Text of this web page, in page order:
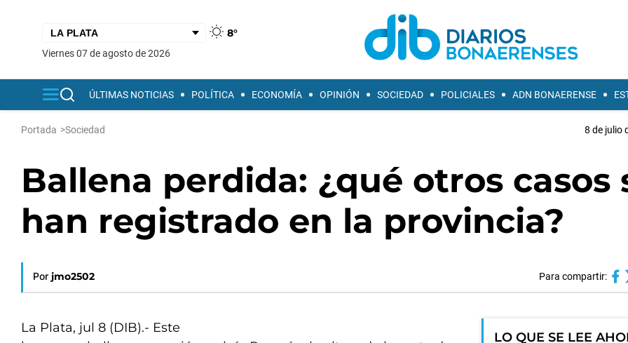
8°
viernes 07 de agosto de 2026
ÚLTIMAS NOTICIAS POLÍTICA ECONOMÍA OPINIÓN SOCIEDAD POLICIALES ADN BONAERENSE
Portada >Sociedad 8 de julio
Ballena perdida: ¿qué otros casos
han registrado en la provincia?
Por jmo2502 Para compartir:
La Plata, jul 8 (DIB).- Este
LO QUE SE LEE